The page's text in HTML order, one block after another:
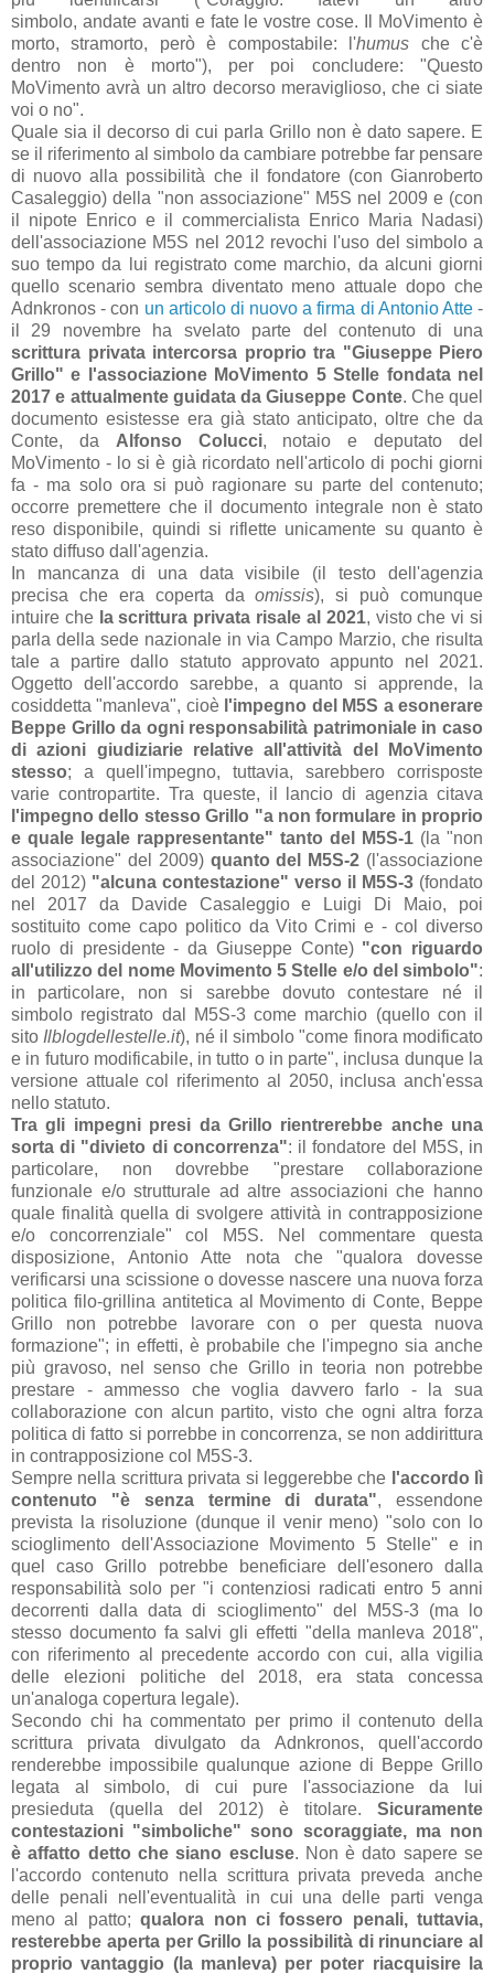
simbolo, andate avanti e fate le vostre cose. Il MoVimento è
morto, stramorto, però è compostabile: l'humus che c'è
dentro non è morto"), per poi concludere: "Questo
MoVimento avrà un altro decorso meraviglioso, che ci siate
voi o no".
Quale sia il decorso di cui parla Grillo non è dato sapere. E
se il riferimento al simbolo da cambiare potrebbe far pensare
di nuovo alla possibilità che il fondatore (con Gianroberto
Casaleggio) della "non associazione" M5S nel 2009 e (con
il nipote Enrico e il commercialista Enrico Maria Nadasi)
dell'associazione M5S nel 2012 revochi l'uso del simbolo a
suo tempo da lui registrato come marchio, da alcuni giorni
quello scenario sembra diventato meno attuale dopo che
Adnkronos - con un articolo di nuovo a firma di Antonio Atte-
il 29 novembre ha svelato parte del contenuto di una
scrittura privata intercorsa proprio tra "Giuseppe Piero
Grillo" e l'associazione MoVimento 5 Stelle fondata nel
2017 e attualmente guidata da Giuseppe Conte. Che quel
documento esistesse era già stato anticipato, oltre che da
Conte, da Alfonso Colucci, notaio e deputato del
MoVimento - lo si è già ricordato nell'articolo di pochi giorni
fa - ma solo ora si può ragionare su parte del contenuto;
occorre premettere che il documento integrale non è stato
reso disponibile, quindi si riflette unicamente su quanto è
stato diffuso dall'agenzia.
In mancanza di una data visibile (il testo dell'agenzia
precisa che era coperta daomissis), si può comunque
intuire che la scrittura privata risale al 2021, visto che vi si
parla della sede nazionale in via Campo Marzio, che risulta
tale a partire dallo statuto approvato appunto nel 2021.
Oggetto dell'accordo sarebbe, a quanto si apprende, la
cosiddetta "manleva", cioèl'impegno del M5S a esonerare
Beppe Grillo da ogni responsabilità patrimoniale in caso
di azioni giudiziarie relative all'attività del MoVimento
stesso; a quell'impegno, tuttavia, sarebbero corrisposte
varie contropartite. Tra queste, il lancio di agenzia citava
l'impegno dello stesso Grillo "a non formulare in proprio
e quale legale rappresentante" tanto del M5S-1 (la "non
associazione" del 2009) quanto del M5S-2 (l'associazione
del 2012) "alcuna contestazione" verso il M5S-3 (fondato
nel 2017 da Davide Casaleggio e Luigi Di Maio, poi
sostituito come capo politico da Vito Crimi e - col diverso
ruolo di presidente - da Giuseppe Conte) "con riguardo
all'utilizzo del nome Movimento 5 Stelle e/o del simbolo":
in particolare, non si sarebbe dovuto contestare né il
simbolo registrato dal M5S-3 come marchio (quello con il
sito Ilblogdellestelle.it), né il simbolo "come finora modificato
e in futuro modificabile, in tutto o in parte", inclusa dunque la
versione attuale col riferimento al 2050, inclusa anch'essa
nello statuto.
Tra gli impegni presi da Grillo rientrerebbe anche una
sorta di "divieto di concorrenza": il fondatore del M5S, in
particolare, non dovrebbe "prestare collaborazione
funzionale e/o strutturale ad altre associazioni che hanno
quale finalità quella di svolgere attività in contrapposizione
e/o concorrenziale" col M5S. Nel commentare questa
disposizione, Antonio Atte nota che "qualora dovesse
verificarsi una scissione o dovesse nascere una nuova forza
politica filo-grillina antitetica al Movimento di Conte, Beppe
Grillo non potrebbe lavorare con o per questa nuova
formazione"; in effetti, è probabile che l'impegno sia anche
più gravoso, nel senso che Grillo in teoria non potrebbe
prestare - ammesso che voglia davvero farlo - la sua
collaborazione con alcun partito, visto che ogni altra forza
politica di fatto si porrebbe in concorrenza, se non addirittura
in contrapposizione col M5S-3.
Sempre nella scrittura privata si leggerebbe che l'accordo lì
contenuto "è senza termine di durata", essendone
prevista la risoluzione (dunque il venir meno) "solo con lo
scioglimento dell'Associazione Movimento 5 Stelle" e in
quel caso Grillo potrebbe beneficiare dell'esonero dalla
responsabilità solo per "i contenziosi radicati entro 5 anni
decorrenti dalla data di scioglimento" del M5S-3 (ma lo
stesso documento fa salvi gli effetti "della manleva 2018",
con riferimento al precedente accordo con cui, alla vigilia
delle elezioni politiche del 2018, era stata concessa
un'analoga copertura legale).
Secondo chi ha commentato per primo il contenuto della
scrittura privata divulgato da Adnkronos, quell'accordo
renderebbe impossibile qualunque azione di Beppe Grillo
legata al simbolo, di cui pure l'associazione da lui
presieduta (quella del 2012) è titolare. Sicuramente
contestazioni "simboliche" sono scoraggiate, ma non
è affatto detto che siano escluse. Non è dato sapere se
l'accordo contenuto nella scrittura privata preveda anche
delle penali nell'eventualità in cui una delle parti venga
meno al patto;qualora non ci fossero penali, tuttavia,
resterebbe aperta per Grillo la possibilità di rinunciare al
proprio vantaggio (la manleva) per poter riacquisire la